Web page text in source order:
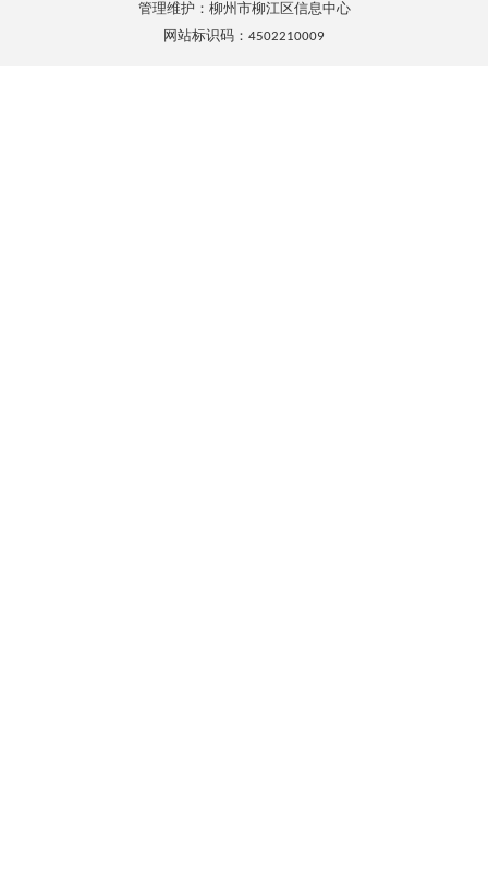
管理维护：柳州市柳江区信息中心
网站标识码：4502210009